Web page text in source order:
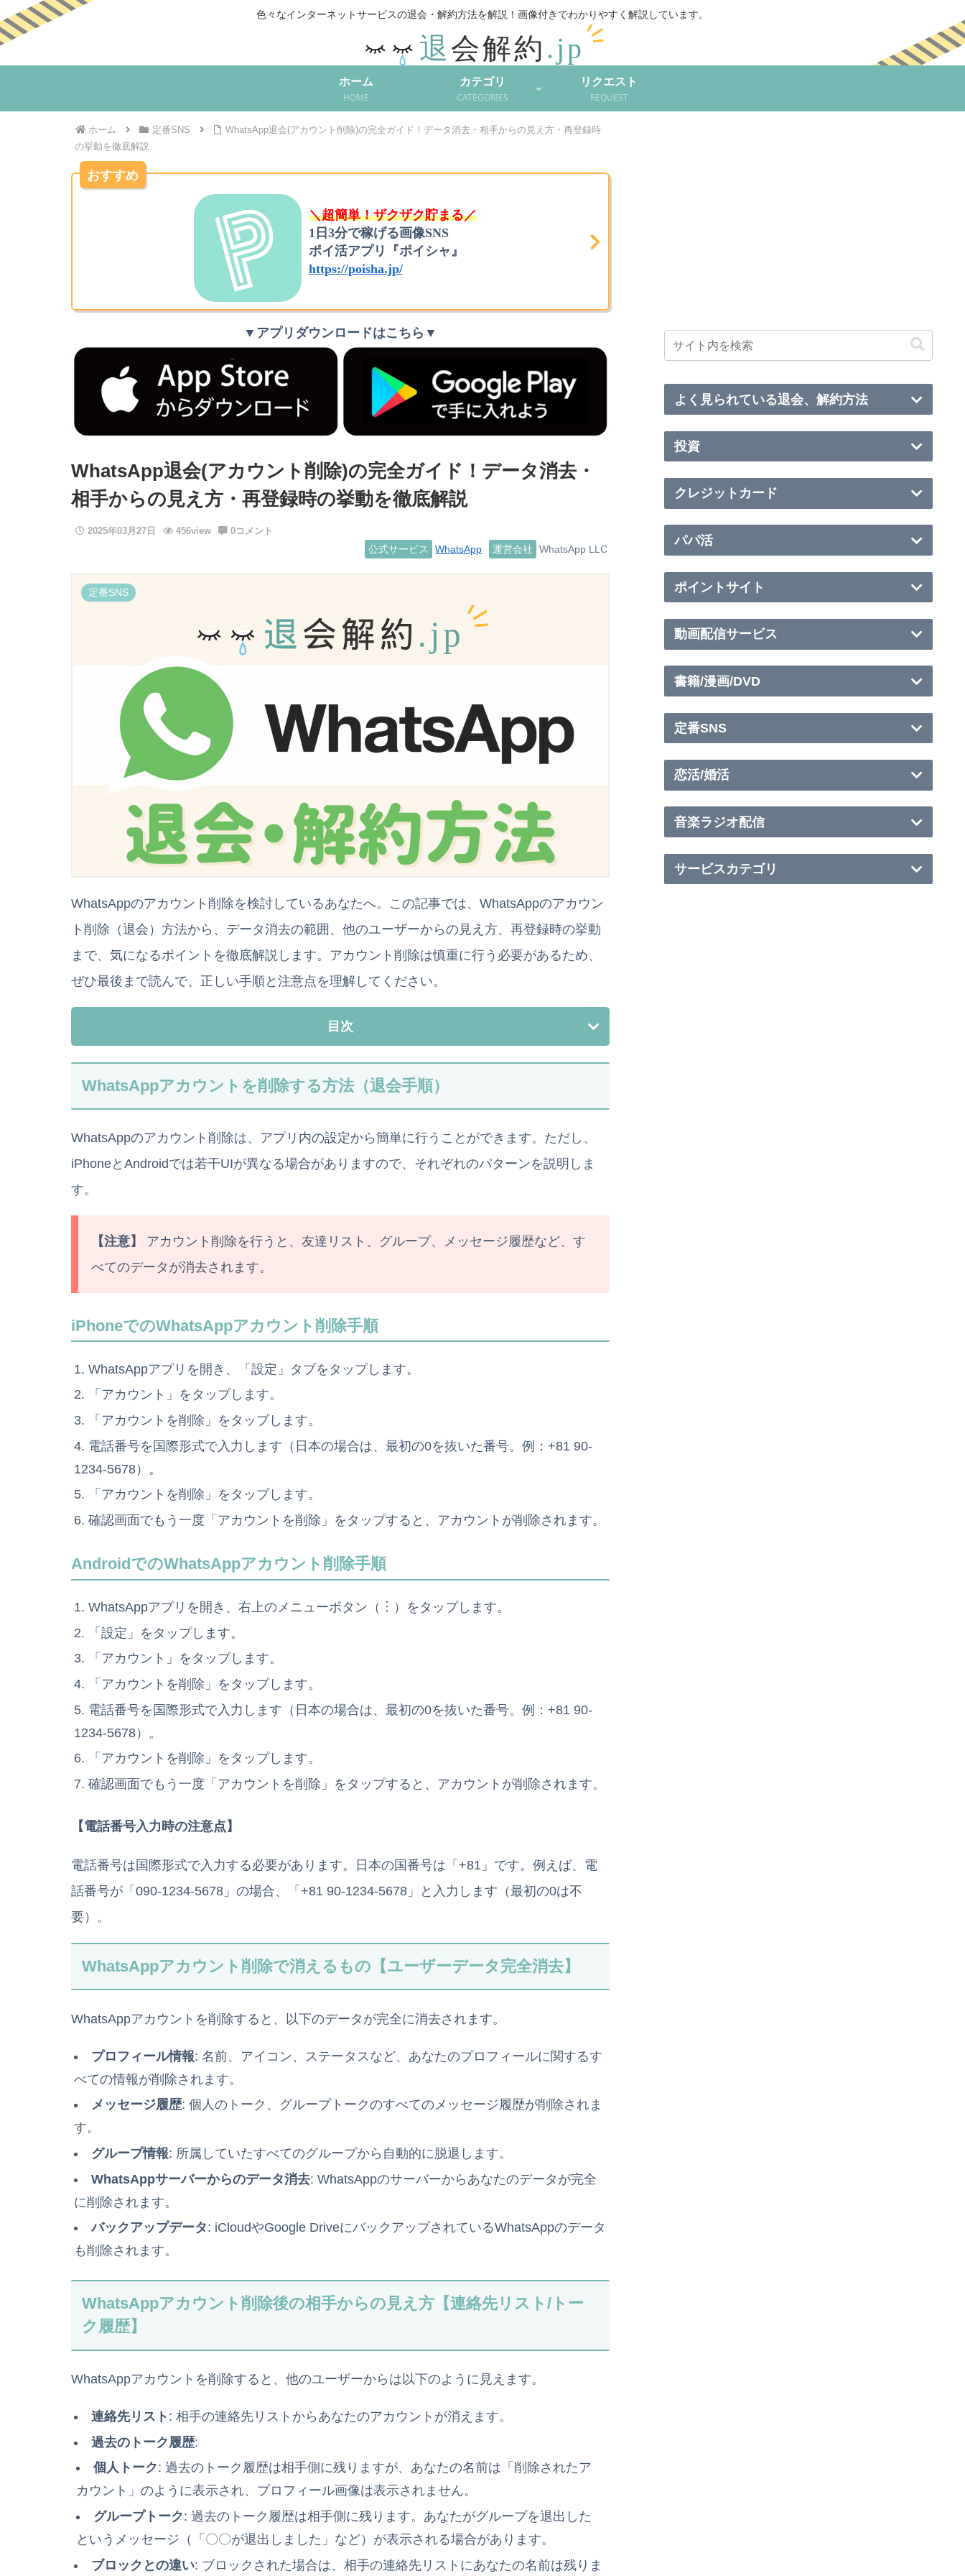
色々なインターネットサービスの退会・解約方法を解説！
ホーム
HOME
カテゴリ
CATEGORIES
リクエスト
REQUEST
ホーム 定番SNS
WhatsApp退会(アカウント削除)の完全ガイド！データ消去・相手からの見え方・再登録時
の挙動を徹底解説
おすすめ
＼超簡単！ザクザク貯まる／
1日3分で稼げる画像SNS
ポイ活アプリ『ポイシャ』
https://poisha.jp/
▼アプリダウンロードはこちら▼
WhatsApp退会(アカウント削除)の完全ガイド！データ消去・
相手からの見え方・再登録時の挙動を徹底解説
2025年03月27日 456view 0コメント
公式サービス WhatsApp 運営会社 WhatsApp LLC
定番SNS
WhatsAppのアカウント削除を検討しているあなたへ。この記事では、WhatsAppのアカウン
ト削除（退会）方法から、データ消去の範囲、他のユーザーからの見え方、再登録時の挙動
まで、気になるポイントを徹底解説します。アカウント削除は慎重に行う必要があるため、
ぜひ最後まで読んで、正しい手順と注意点を理解してください。
目次
WhatsAppアカウントを削除する方法（退会手順）
WhatsAppのアカウント削除は、アプリ内の設定から簡単に行うことができます。ただし、
iPhoneとAndroidでは若干UIが異なる場合がありますので、それぞれのパターンを説明しま
す。
【注意】
アカウント削除を行うと、友達リスト、グループ、メッセージ履歴など、す
べてのデータが消去されます。
iPhoneでのWhatsAppアカウント削除手順
WhatsAppアプリを開き、「設定」タブをタップします。
「アカウント」をタップします。
「アカウントを削除」をタップします。
電話番号を国際形式で入力します（日本の場合は、最初の0を抜いた番号。例：+81 90-
1234-5678）。
「アカウントを削除」をタップします。
確認画面でもう一度「アカウントを削除」をタップすると、アカウントが削除されます。
AndroidでのWhatsAppアカウント削除手順
WhatsAppアプリを開き、右上のメニューボタン（︙）をタップします。
「設定」をタップします。
「アカウント」をタップします。
「アカウントを削除」をタップします。
電話番号を国際形式で入力します（日本の場合は、最初の0を抜いた番号。例：+81 90-
1234-5678）。
「アカウントを削除」をタップします。
確認画面でもう一度「アカウントを削除」をタップすると、アカウントが削除されます。
【電話番号入力時の注意点】
電話番号は国際形式で入力する必要があります。日本の国番号は「+81」です。例えば、電
話番号が「090-1234-5678」の場合、「+81 90-1234-5678」と入力します（最初の0は不
要）。
WhatsAppアカウント削除で消えるもの【ユーザーデータ完全消去】
WhatsAppアカウントを削除すると、以下のデータが完全に消去されます。
プロフィール情報: 名前、アイコン、ステータスなど、あなたのプロフィールに関するす
べての情報が削除されます。
メッセージ履歴: 個人のトーク、グループトークのすべてのメッセージ履歴が削除されま
す。
グループ情報: 所属していたすべてのグループから自動的に脱退します。
WhatsAppサーバーからのデータ消去: WhatsAppのサーバーからあなたのデータが完全
に削除されます。
バックアップデータ: iCloudやGoogle DriveにバックアップされているWhatsAppのデータ
も削除されます。
WhatsAppアカウント削除後の相手からの見え方【連絡先リスト/トー
ク履歴】
WhatsAppアカウントを削除すると、他のユーザーからは以下のように見えます。
連絡先リスト : 相手の連絡先リストからあなたのアカウントが消えます。
過去のトーク履歴:
個人トーク: 過去のトーク履歴は相手側に残りますが、あなたの名前は「削除されたア
カウント」のように表示され、プロフィール画像は表示されません。
グループトーク: 過去のトーク履歴は相手側に残ります。あなたがグループを退出した
というメッセージ（「〇〇が退出しました」など）が表示される場合があります。
ブロックとの違い: ブロックされた場合は、相手の連絡先リストにあなたの名前は残りま
よく見られている退会、解約方法
投資
クレジットカード
パパ活
ポイントサイト
動画配信サービス
書籍/漫画/DVD
定番SNS
恋活/婚活
音楽ラジオ配信
サービスカテゴリ